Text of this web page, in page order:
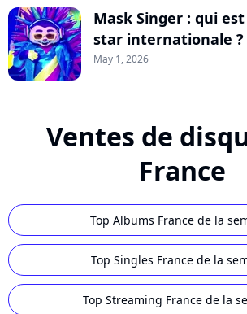
Mask Singer : qui
star internationale ?
May 1, 2026
Ventes de
France
Top Albums France de la
Top Singles France de la
Top Streaming France de la